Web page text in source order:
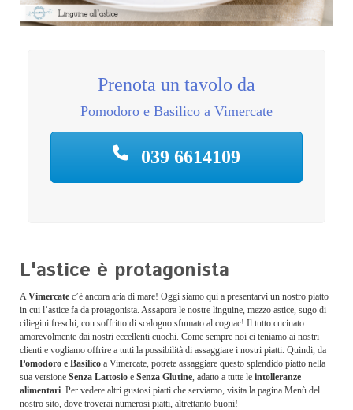
Prenota un tavolo da
Pomodoro e Basilico a Vimercate
039 6614109
L'astice è protagonista
AVimercate c’è ancora aria di mare! Oggi siamo qui a presentarvi un nostro piatto
in cui l’astice fa da protagonista. Assapora le nostre linguine, mezzo astice, sugo di
ciliegini freschi, con soffritto di scalogno sfumato al cognac! Il tutto cucinato
amorevolmente dai nostri eccellenti cuochi. Come sempre noi ci teniamo ai nostri
clienti e vogliamo offrire a tutti la possibilità di assaggiare i nostri piatti. Quindi, da
Pomodoro e Basilico a Vimercate, potrete assaggiare questo splendido piatto nella
sua versione Senza Lattosio e Senza Glutine, adatto a tutte le intolleranze
alimentari. Per vedere altri gustosi piatti che serviamo, visita la pagina Menù del
nostro sito, dove troverai numerosi piatti, altrettanto buoni!